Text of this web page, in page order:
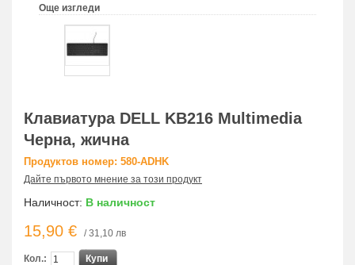
Още изгледи
Клавиатура DELL KB216 Multimedia
Черна, жична
Продуктов номер: 580-ADHK
Дайте първото мнение за този продукт
Наличност: В наличност
15,90 € / 31,10 лв
Кол.: Купи